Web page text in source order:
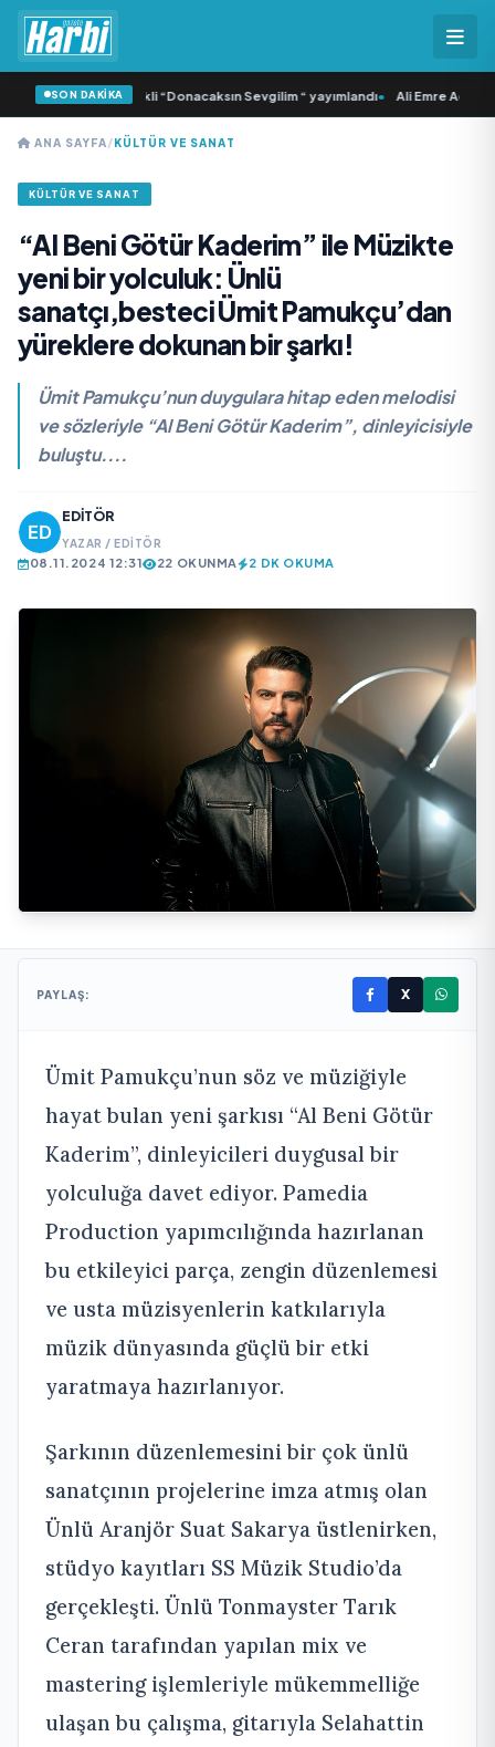
SON DAKİKA
Samlı ‘dan İkinci Tekli “Donacaksın Sevgilim “ yayımlandı• Ali Emre Açıkgöz
ANA SAYFA/KÜLTÜR VE SANAT
KÜLTÜR VE SANAT
“Al Beni Götür Kaderim” ile Müzikte
yeni bir yolculuk: Ünlü
sanatçı,besteci Ümit Pamukçu’dan
yüreklere dokunan bir şarkı!
Ümit Pamukçu’nun duygulara hitap eden melodisi
ve sözleriyle “Al Beni Götür Kaderim”, dinleyicisiyle
buluştu....
EDITÖR
YAZAR / EDITÖR
08.11.2024 12:31 22 OKUNMA 2 DK OKUMA
PAYLAŞ: X
Ümit Pamukçu’nun söz ve müziğiyle
hayat bulan yeni şarkısı “Al Beni Götür
Kaderim”, dinleyicileri duygusal bir
yolculuğa davet ediyor. Pamedia
Production yapımcılığında hazırlanan
bu etkileyici parça, zengin düzenlemesi
ve usta müzisyenlerin katkılarıyla
müzik dünyasında güçlü bir etki
yaratmaya hazırlanıyor.
Şarkının düzenlemesini bir çok ünlü
sanatçının projelerine imza atmış olan
Ünlü Aranjör Suat Sakarya üstlenirken,
stüdyo kayıtları SS Müzik Studio’da
gerçekleşti. Ünlü Tonmayster Tarık
Ceran tarafından yapılan mix ve
mastering işlemleriyle mükemmelliğe
ulaşan bu çalışma, gitarıyla Selahattin